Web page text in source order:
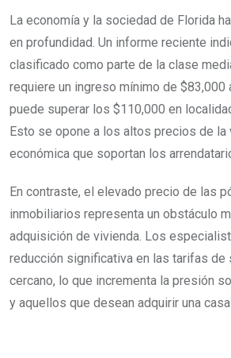
La economía y la sociedad de Florida
en profundidad. Un informe reciente
clasificado como parte de la clase
requiere un ingreso mínimo de $83,000
puede superar los $110,000 en
Esto se opone a los altos precios de la
económica que soportan los
En contraste, el elevado precio de las
inmobiliarios representa un obstáculo
adquisición de vivienda. Los
reducción significativa en las tarifas de
cercano, lo que incrementa la presión
y aquellos que desean adquirir una